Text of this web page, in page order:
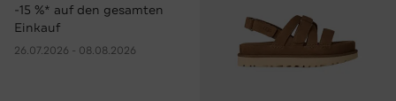
-15 %* auf den gesamten
Einkauf
26.07.2026 - 08.08.2026